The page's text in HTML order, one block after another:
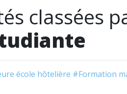
classées
école hôtelière #Formation